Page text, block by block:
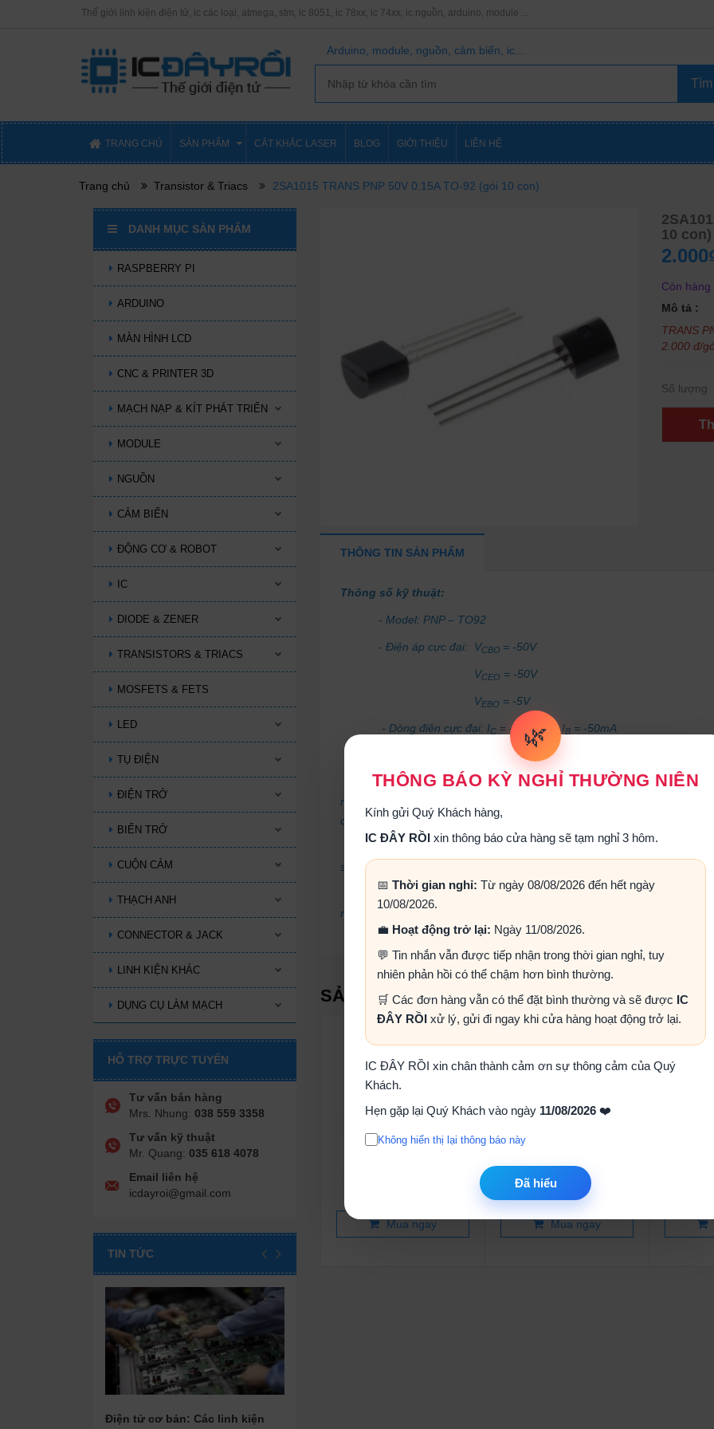
🌿
THÔNG BÁO KỲ NGHỈ THƯỜNG NIÊN
Kính gửi Quý Khách hàng,
IC ĐÂY RỒI xin thông báo cửa hàng sẽ tạm nghỉ 3 hôm.
📅 Thời gian nghỉ: Từ ngày 08/08/2026 đến hết ngày
10/08/2026.
💼 Hoạt động trở lại: Ngày 11/08/2026.
💬 Tin nhắn vẫn được tiếp nhận trong thời gian nghỉ, tuy
nhiên phản hồi có thể chậm hơn bình thường.
🛒 Các đơn hàng vẫn có thể đặt bình thường và sẽ được IC
ĐÂY RỒI xử lý, gửi đi ngay khi cửa hàng hoạt động trở lại.
IC ĐÂY RỒI xin chân thành cảm ơn sự thông cảm của Quý
Khách.
Hẹn gặp lại Quý Khách vào ngày 11/08/2026 ❤️
Không hiển thị lại thông báo này
Đã hiểu
Thế giới linh kiện điện tử, ic các loại, atmega, stm, ic 8051, ic 78xx, ic 74xx, ic nguồn, arduino, module ...
Arduino, module, nguồn, cảm biến, ic...
TRANG CHỦ SẢN PHẨM CẮT KHẮC LASER BLOG GIỚI THIỆU LIÊN HỆ
Trang chủ Transistor & Triacs 2SA1015 TRANS PNP 50V 0.15A TO-92 (gói 10 con)
DANH MỤC SẢN PHẨM
RASPBERRY PI
ARDUINO
MÀN HÌNH LCD
CNC & PRINTER 3D
MẠCH NẠP & KÍT PHÁT TRIỂN
MODULE
NGUỒN
CẢM BIẾN
ĐỘNG CƠ & ROBOT
IC
DIODE & ZENER
TRANSISTORS & TRIACS
MOSFETS & FETS
LED
TỤ ĐIỆN
ĐIỆN TRỞ
BIẾN TRỞ
CUỘN CẢM
THẠCH ANH
CONNECTOR & JACK
LINH KIỆN KHÁC
DỤNG CỤ LÀM MẠCH
HỖ TRỢ TRỰC TUYẾN
Tư vấn bán hàng
Mrs. Nhung: 038 559 3358
Tư vấn kỹ thuật
Mr. Quang: 035 618 4078
Email liên hệ
icdayroi@gmail.com
TIN TỨC
Điện tử cơ bản: Các linh kiện
10 con)
Còn hàng
Mô tả :
TRANS
2.000 đ/
Số lượng
THÔNG TIN SẢN PHẨM
Thông số kỹ thuật:
- Model: PNP – TO92
- Điện áp cực đại: VCBO = -50V
VCEO = -50V
VEBO = -5V
- Dòng điện cực đại: IC = - 150mA, IB = -50mA
C ~ 125 C
Transistor 2SA1015là transistor do hãng Toshiba sản xuất, có cấu
nối P-N, thuộc loại transistor thuận PNP.
được sản
qua phải: E C B.
có điện áp giới hạn lên tới Uce = -50V, dòng
số khuếch đại hFE của transistor 2SA1015 trong khoảng 70 đến 400.
Transistor 2SA1015 có thể hoạt động ở dải nhiệt độ từ -55 oC ~ 125
nhỏ, tuy nhiên tần số làm việc cao. Transistor 2SA1015 được sử dụng
SẢN PHẨM LIÊN QUAN
BTA06-600B TRIAC 6A
Mua ngay
BT138-600E TRIAC 12A
3.000₫
Mua ngay
Y